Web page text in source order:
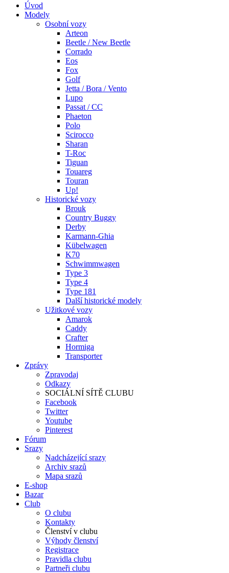
Úvod
Modely
Osobní vozy
Arteon
Beetle / New Beetle
Corrado
Eos
Fox
Golf
Jetta / Bora / Vento
Lupo
Passat / CC
Phaeton
Polo
Scirocco
Sharan
T-Roc
Tiguan
Touareg
Touran
Up!
Historické vozy
Brouk
Country Buggy
Derby
Karmann-Ghia
Kübelwagen
K70
Schwimmwagen
Type 3
Type 4
Type 181
Další historické modely
Užitkové vozy
Amarok
Caddy
Crafter
Hormiga
Transporter
Zprávy
Zpravodaj
Odkazy
SOCIÁLNÍ SÍTĚ CLUBU
Facebook
Twitter
Youtube
Pinterest
Fórum
Srazy
Nadcházející srazy
Archiv srazů
Mapa srazů
E-shop
Bazar
Club
O clubu
Kontakty
Členství v clubu
Výhody členství
Registrace
Pravidla clubu
Partneři clubu